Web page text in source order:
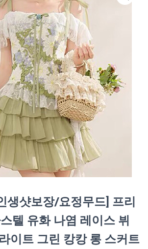
생샷보장/요정무드] 프리
텔 유화 나염 레이스 뷔
이트 그린 캉캉 롱 스커트